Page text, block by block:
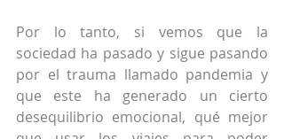
Por lo tanto, si vemos que la
sociedad ha pasado y sigue pasando
por el trauma llamado pandemia y
que este ha generado un cierto
desequilibrio emocional, qué mejor